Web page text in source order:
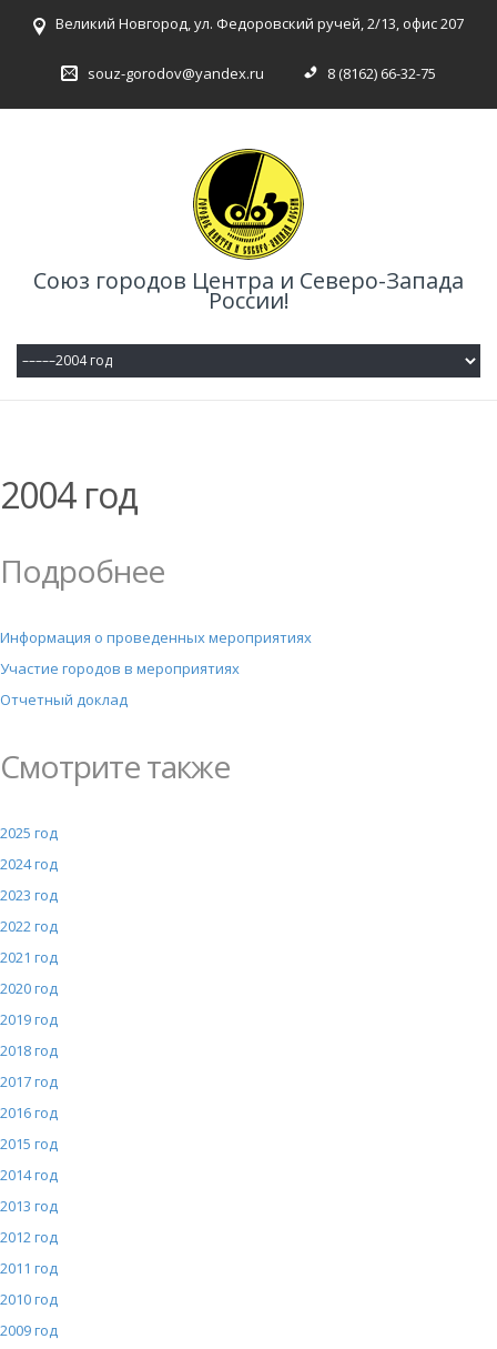
Великий Новгород, ул. Федоровский ручей, 2/13, офис 207
souz-gorodov@yandex.ru 8 (8162) 66-32-75
Союз городов Центра и Северо-Запада
России!
2004 год
Подробнее
Информация о проведенных мероприятиях
Участие городов в мероприятиях
Отчетный доклад
Смотрите также
2025 год
2024 год
2023 год
2022 год
2021 год
2020 год
2019 год
2018 год
2017 год
2016 год
2015 год
2014 год
2013 год
2012 год
2011 год
2010 год
2009 год